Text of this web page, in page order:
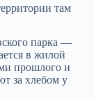
там
парка —
в жилой
прошлого и
за хлебом у